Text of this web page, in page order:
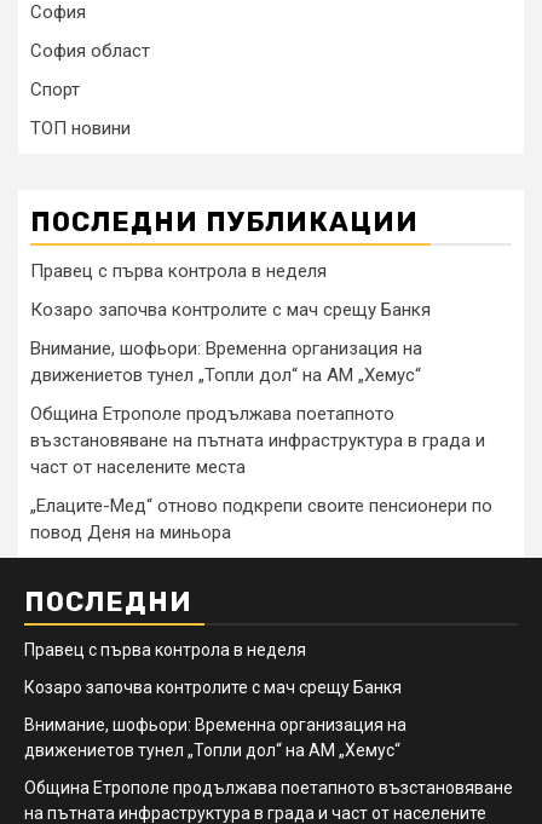
София
София област
Спорт
ТОП новини
ПОСЛЕДНИ ПУБЛИКАЦИИ
Правец с първа контрола в неделя
Козаро започва контролите с мач срещу Банкя
Внимание, шофьори: Временна организация на
движениетов тунел „Топли дол“ на АМ „Хемус“
Община Етрополе продължава поетапното
възстановяване на пътната инфраструктура в града и
част от населените места
„Елаците-Мед“ отново подкрепи своите пенсионери по
повод Деня на миньора
ПОСЛЕДНИ
Правец с първа контрола в неделя
Козаро започва контролите с мач срещу Банкя
Внимание, шофьори: Временна организация на
движениетов тунел „Топли дол“ на АМ „Хемус“
Община Етрополе продължава поетапното възстановяване
на пътната инфраструктура в града и част от населените